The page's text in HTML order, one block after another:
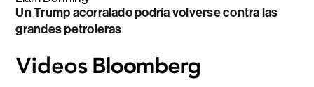
Un Trump acorralado podría volverse contra las
grandes petroleras